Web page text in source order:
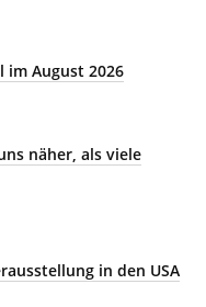
im August 2026
näher, als viele
in den USA